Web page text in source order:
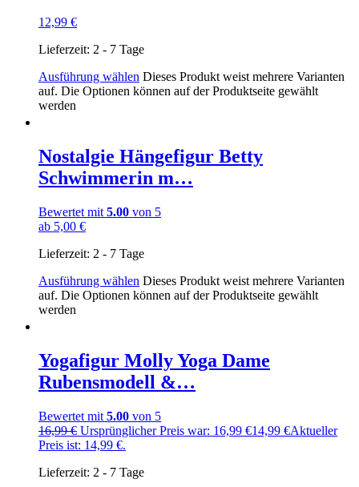
12,99 €
Lieferzeit: 2 - 7 Tage
Ausführung wählen Dieses Produkt weist mehrere Varianten
auf. Die Optionen können auf der Produktseite gewählt
werden
Nostalgie Hängefigur Betty
Schwimmerin m…
Bewertet mit 5.00 von 5
ab 5,00 €
Lieferzeit: 2 - 7 Tage
Ausführung wählen Dieses Produkt weist mehrere Varianten
auf. Die Optionen können auf der Produktseite gewählt
werden
Yogafigur Molly Yoga Dame
Rubensmodell &…
Bewertet mit 5.00 von 5
16,99€ Ursprünglicher Preis war: 16,99 €14,99 €Aktueller
Preis ist: 14,99 €.
Lieferzeit: 2 - 7 Tage